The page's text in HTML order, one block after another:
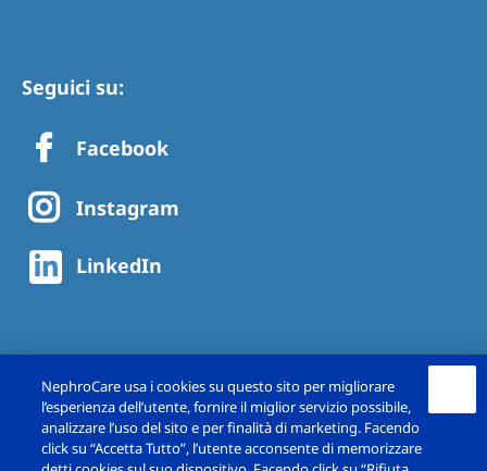
Seguici su:
Facebook
Instagram
LinkedIn
NephroCare usa i cookies su questo sito per migliorare
l’esperienza dell’utente, fornire il miglior servizio possibile,
analizzare l’uso del sito e per finalità di marketing. Facendo
click su “Accetta Tutto”, l’utente acconsente di memorizzare